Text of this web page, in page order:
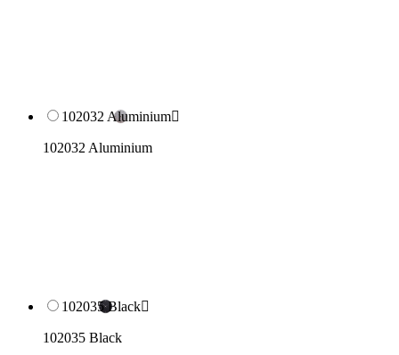
102032 Aluminium
102032 Aluminium
102035 Black
102035 Black